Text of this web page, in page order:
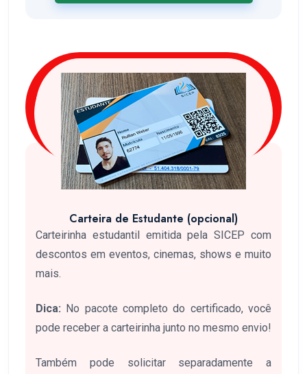
Carteira de Estudante (opcional)
Carteirinha estudantil emitida pela SICEP com
descontos em eventos, cinemas, shows e muito
mais.
Dica: No pacote completo do certificado, você
pode receber a carteirinha junto no mesmo envio!
Também pode solicitar separadamente a